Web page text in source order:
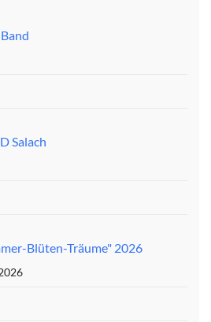
Salach
Blüten-Träume" 2026